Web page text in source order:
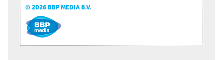
© 2026 BBP MEDIA B.V.